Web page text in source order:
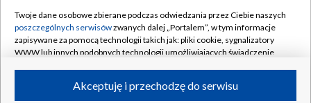
Rada Programowa
System NOS
Informacje o nadawcy
Program dla prasy
Kontakt
Kanały
Twoje dane osobowe zbierane podczas odwiedzania przez Ciebie naszych
poszczególnych serwisówzwanych dalej „Portalem”, w tym informacje
zapisywane za pomocą technologii takich jak: pliki cookie, sygnalizatory
WWW lub innych podobnych technologii umożliwiających świadczenie
ruchu w Internecie.Akceptuję i przechodzę do serwisu